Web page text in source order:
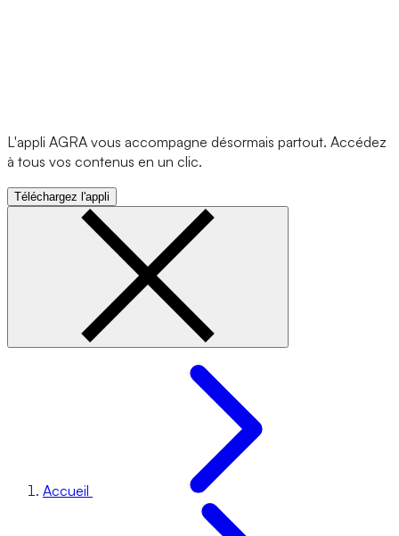
L'appli AGRA vous accompagne désormais partout. Accédez
à tous vos contenus en un clic.
Téléchargez l'appli
Accueil